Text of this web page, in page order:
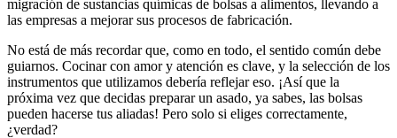
migración⁢ de sustancias químicas de bolsas a alimentos, ⁢llevando a⁣
las empresas a‌ mejorar‍ sus procesos ​de fabricación.
No está​ de más recordar que, como ‌en todo, ‌el‌ sentido común debe
guiarnos. Cocinar con amor y atención es clave, y la ⁢selección de los
‍instrumentos que utilizamos debería reflejar eso.‍ ¡Así que ‍la
próxima vez⁣ que​ decidas​ preparar un‌ asado, ya sabes, las bolsas
pueden hacerse tus aliadas! ⁢Pero ‌solo ‍si eliges correctamente,​
¿verdad?